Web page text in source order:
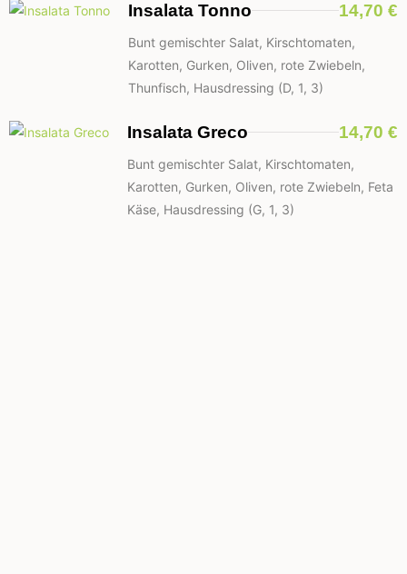
Insalata Tonno 14,70 €
Bunt gemischter Salat, Kirschtomaten,
Karotten, Gurken, Oliven, rote Zwiebeln,
Thunfisch, Hausdressing (D, 1, 3)
Insalata Greco 14,70 €
Bunt gemischter Salat, Kirschtomaten,
Karotten, Gurken, Oliven, rote Zwiebeln, Feta
Käse, Hausdressing (G, 1, 3)